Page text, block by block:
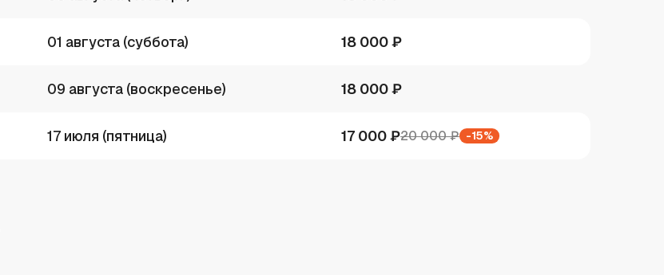
01 августа (суббота) 18 000 ₽
09 августа (воскресенье) 18 000 ₽
17 июля (пятница) 17 000 ₽20 000 ₽ -15%